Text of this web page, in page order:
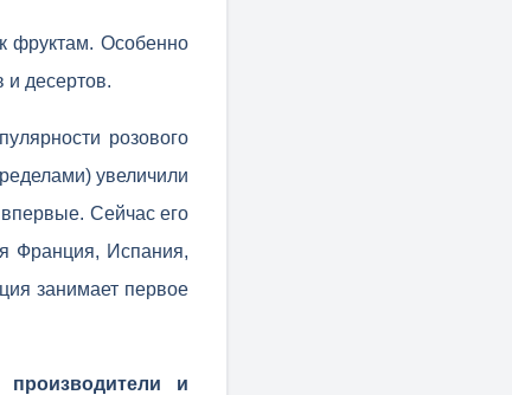
фруктам. Особенно
и десертов.
розового
увеличили
Сейчас его
Франция, Испания,
занимает первое
и